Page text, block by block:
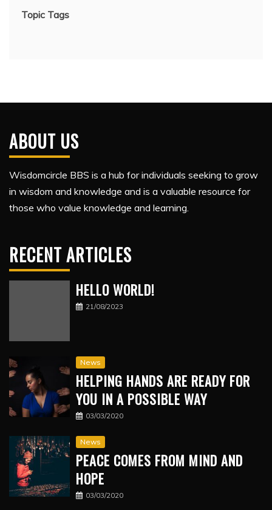
Topic Tags
ABOUT US
Wisdomcircle BBS is a hub for individuals seeking to grow
in wisdom and knowledge and is a valuable resource for
those who value knowledge and learning.
RECENT ARTICLES
HELLO WORLD!
21/08/2023
News
HELPING HANDS ARE READY FOR
YOU IN A POSSIBLE WAY
03/03/2020
News
PEACE COMES FROM MIND AND
HOPE
03/03/2020